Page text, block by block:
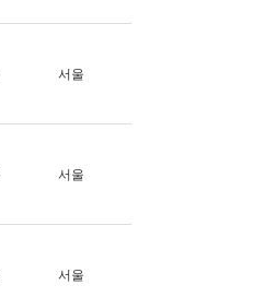
서울
서울
서울